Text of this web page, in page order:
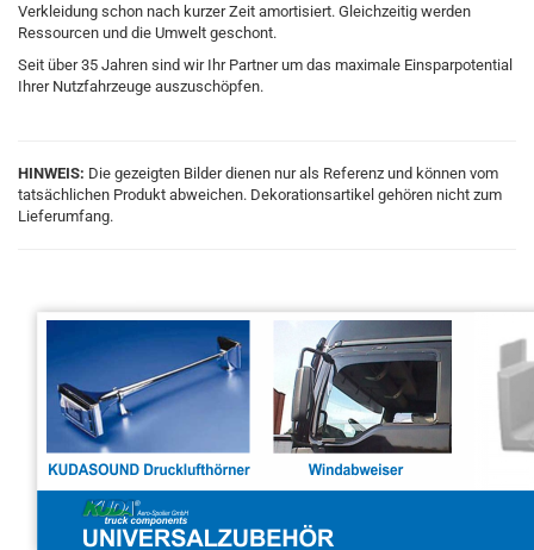
Verkleidung schon nach kurzer Zeit amortisiert. Gleichzeitig werden
Ressourcen und die Umwelt geschont.
Seit über 35 Jahren sind wir Ihr Partner um das maximale Einsparpotential
Ihrer Nutzfahrzeuge auszuschöpfen.
HINWEIS: Die gezeigten Bilder dienen nur als Referenz und können vom
tatsächlichen Produkt abweichen. Dekorationsartikel gehören nicht zum
Lieferumfang.